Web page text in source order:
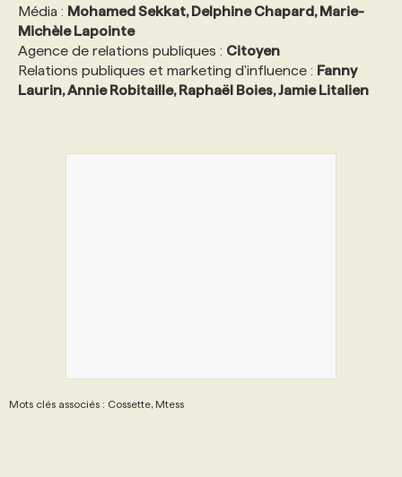
Média : Mohamed Sekkat, Delphine Chapard, Marie-
Michèle Lapointe
Agence de relations publiques : Citoyen
Relations publiques et marketing d'influence : Fanny
Laurin, Annie Robitaille, Raphaël Boies, Jamie Litalien
Mots clés associés : Cossette, Mtess